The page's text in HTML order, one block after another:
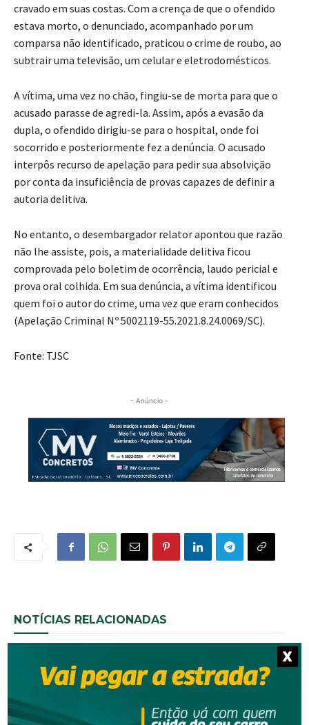
cravado em suas costas. Com a crença de que o ofendido
estava morto, o denunciado, acompanhado por um
comparsa não identificado, praticou o crime de roubo, ao
subtrair uma televisão, um celular e eletrodomésticos.
A vítima, uma vez no chão, fingiu-se de morta para que o
acusado parasse de agredi-la. Assim, após a evasão da
dupla, o ofendido dirigiu-se para o hospital, onde foi
socorrido e posteriormente fez a denúncia. O acusado
interpôs recurso de apelação para pedir sua absolvição
por conta da insuficiência de provas capazes de definir a
autoria delitiva.
No entanto, o desembargador relator apontou que razão
não lhe assiste, pois, a materialidade delitiva ficou
comprovada pelo boletim de ocorrência, laudo pericial e
prova oral colhida. Em sua denúncia, a vítima identificou
quem foi o autor do crime, uma vez que eram conhecidos
(Apelação Criminal Nº 5002119-55.2021.8.24.0069/SC).
Fonte: TJSC
- Anúncio -
NOTÍCIAS RELACIONADAS
X